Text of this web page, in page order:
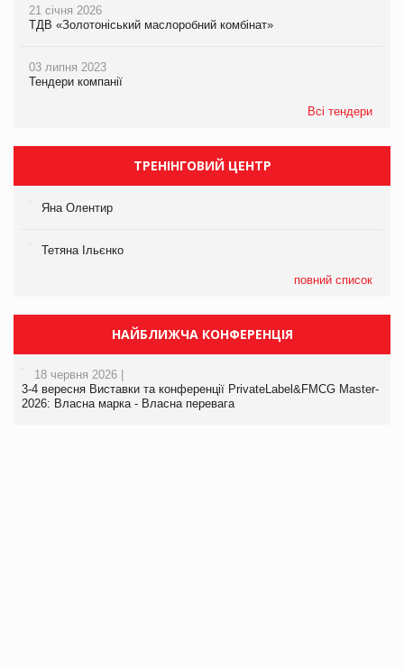
21 січня 2026
ТДВ «Золотоніський маслоробний комбінат»
03 липня 2023
Тендери компанії
Всі тендери
ТРЕНІНГОВИЙ ЦЕНТР
Яна Олентир
Тетяна Ільєнко
повний список
НАЙБЛИЖЧА КОНФЕРЕНЦІЯ
18 червня 2026 |
3-4 вересня Виставки та конференції PrivateLabel&FMCG Master-
2026: Власна марка - Власна перевага